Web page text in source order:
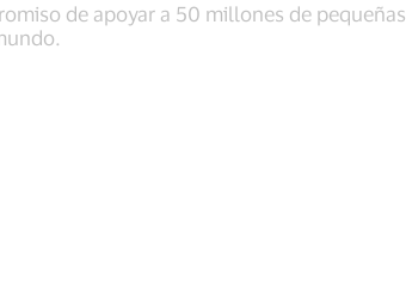
de apoyar a 50 millones de pequeñas